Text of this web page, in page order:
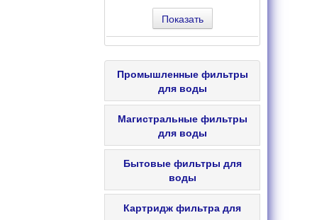
Показать
Промышленные фильтры
для воды
Водоподготовка для
производств
Водоподготовка для
котельных
Водоподготовка для
Магистральные фильтры
для воды
Дисковые фильтры для воды
Картриджный фильтр
Бытовые фильтры для
воды
Система очистки воды -
Картридж фильтра для